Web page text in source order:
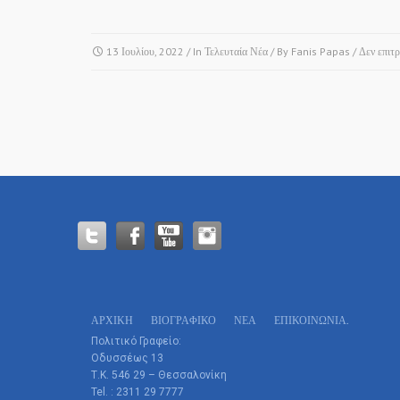
13 Ιουλίου, 2022 / In Τελευταία Νέα / By Fanis Papas /Δεν
ΑΡΧΙΚΗ ΒΙΟΓΡΑΦΙΚΌ ΝΕΑ ΕΠΙΚΟΙΝΩΝΊΑ.
Πολιτικό Γραφείο:
Οδυσσέως 13
Τ.Κ. 546 29 – Θεσσαλονίκη
Tel. : 2311 29 7777